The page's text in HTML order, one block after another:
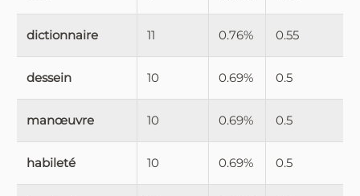
dictionnaire 11 0.76% 0.55
dessein 10 0.69% 0.5
manœuvre 10 0.69% 0.5
habileté 10 0.69% 0.5